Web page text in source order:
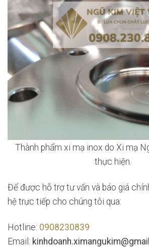
Thành phẩm xi mạ inox do Xi mạ
thực hiện.
Để được hỗ trợ tư vấn và báo giá
hệ trực tiếp cho chúng tôi qua:
Hotline: 0908230839
Email: